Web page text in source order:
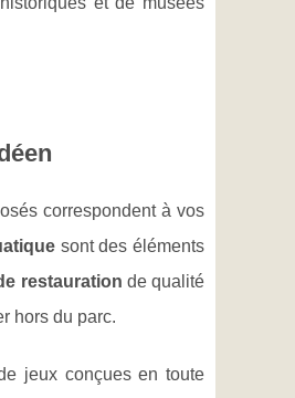
correspondent à vos
sont des éléments
restauration de qualité
hors du parc.
jeux conçues en toute